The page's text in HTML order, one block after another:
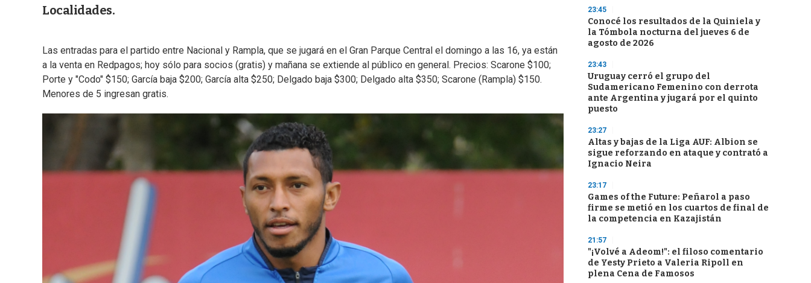
Localidades.
Las entradas para el partido entre Nacional y Rampla, que se jugará en el Gran Parque Central el domingo a las 16, ya están
a la venta en Redpagos; hoy sólo para socios (gratis) y mañana se extiende al público en general. Precios: Scarone $100;
Porte y "Codo" $150; García baja $200; García alta $250; Delgado baja $300; Delgado alta $350; Scarone (Rampla) $150.
Menores de 5 ingresan gratis.
23:45
Conocé los resultados de la Quiniela y
la Tómbola nocturna del jueves 6 de
agosto de 2026
23:43
Uruguay cerró el grupo del
Sudamericano Femenino con derrota
ante Argentina y jugará por el quinto
puesto
23:27
Altas y bajas de la Liga AUF: Albion se
sigue reforzando en ataque y contrató a
Ignacio Neira
23:17
Games of the Future: Peñarol a paso
firme se metió en los cuartos de final de
la competencia en Kazajistán
21:57
"¡Volvé a Adeom!": el filoso comentario
de Yesty Prieto a Valeria Ripoll en
plena Cena de Famosos